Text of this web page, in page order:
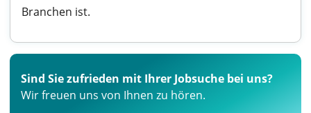
Branchen ist.
Sind Sie zufrieden mit Ihrer Jobsuche bei uns?
Wir freuen uns von Ihnen zu hören.